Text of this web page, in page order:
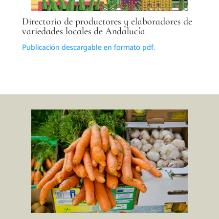
Directorio de productores y elaboradores de
variedades locales de Andalucía
Publicación descargable en formato pdf.